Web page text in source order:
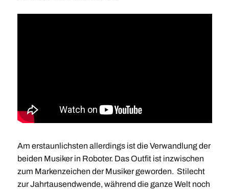
Am erstaunlichsten allerdings ist die Verwandlung der
beiden Musiker in Roboter. Das Outfit ist inzwischen
zum Markenzeichen der Musiker geworden. Stilecht
zur Jahrtausendwende, während die ganze Welt noch